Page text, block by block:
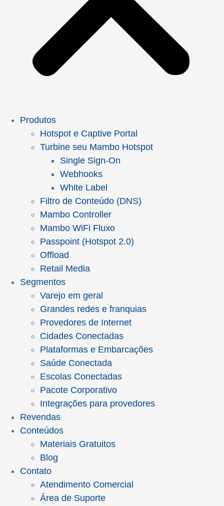
Produtos
Hotspot e Captive Portal
Turbine seu Mambo Hotspot
Single Sign-On
Webhooks
White Label
Filtro de Conteúdo (DNS)
Mambo Controller
Mambo WiFi Fluxo
Passpoint (Hotspot 2.0)
Offload
Retail Media
Segmentos
Varejo em geral
Grandes redes e franquias
Provedores de Internet
Cidades Conectadas
Plataformas e Embarcações
Saúde Conectada
Escolas Conectadas
Pacote Corporativo
Integrações para provedores
Revendas
Conteúdos
Materiais Gratuitos
Blog
Contato
Atendimento Comercial
Área de Suporte